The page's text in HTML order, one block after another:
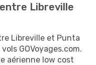
Libreville
Libreville et Punta
GOVoyages.com.
aérienne low cost